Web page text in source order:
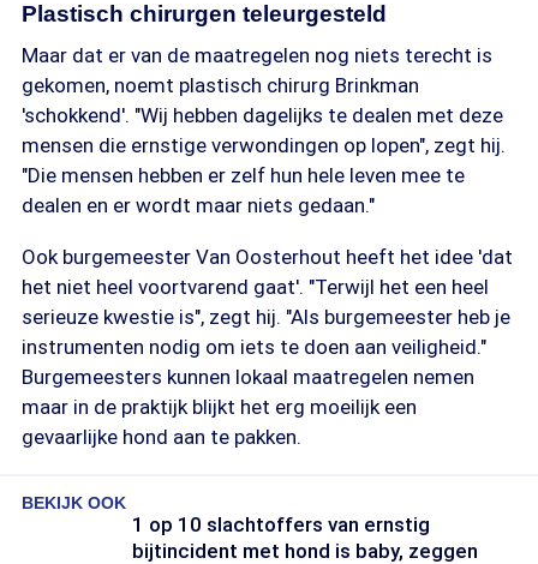
Plastisch chirurgen teleurgesteld
Maar dat er van de maatregelen nog niets terecht is
gekomen, noemt plastisch chirurg Brinkman
'schokkend'. "Wij hebben dagelijks te dealen met deze
mensen die ernstige verwondingen op lopen", zegt hij.
"Die mensen hebben er zelf hun hele leven mee te
dealen en er wordt maar niets gedaan."
Ook burgemeester Van Oosterhout heeft het idee 'dat
het niet heel voortvarend gaat'. "Terwijl het een heel
serieuze kwestie is", zegt hij. "Als burgemeester heb je
instrumenten nodig om iets te doen aan veiligheid."
Burgemeesters kunnen lokaal maatregelen nemen
maar in de praktijk blijkt het erg moeilijk een
gevaarlijke hond aan te pakken.
BEKIJK OOK
1 op 10 slachtoffers van ernstig
bijtincident met hond is baby, zeggen